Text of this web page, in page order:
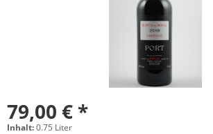
79,00 € *
Inhalt:0.75 Liter